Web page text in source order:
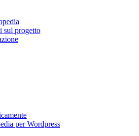
sul progetto
per Wordpress